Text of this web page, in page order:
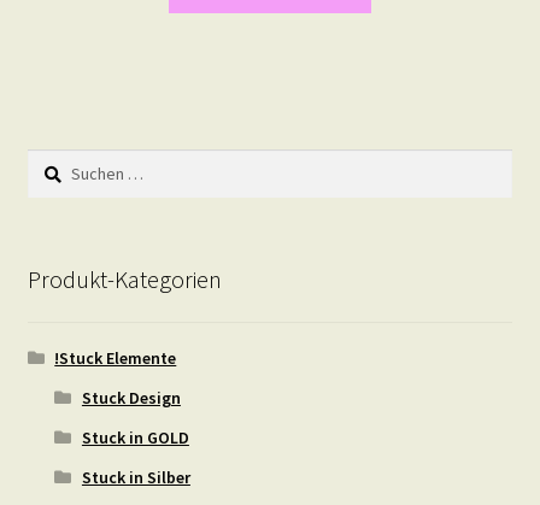
Suchen
nach:
Produkt-Kategorien
!Stuck Elemente
Stuck Design
Stuck in GOLD
Stuck in Silber